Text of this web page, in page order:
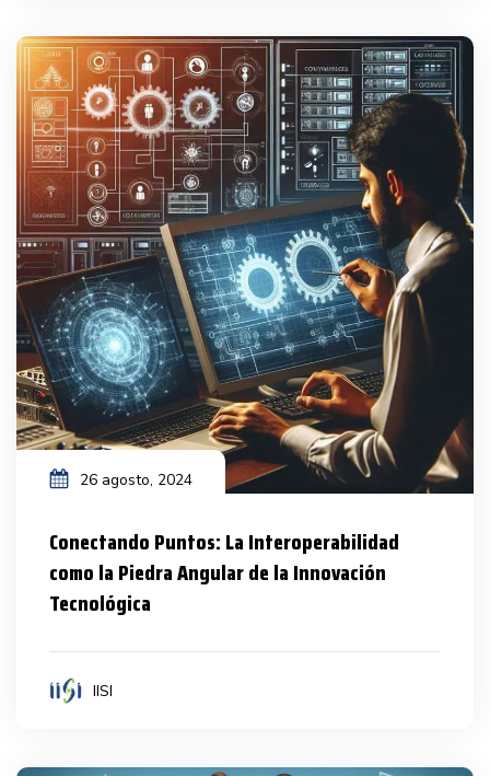
26 agosto, 2024
Conectando Puntos: La Interoperabilidad
como la Piedra Angular de la Innovación
Tecnológica
IISI